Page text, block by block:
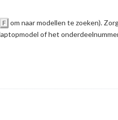
F om naar modellen te zoeken).
of het